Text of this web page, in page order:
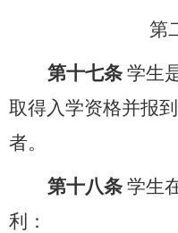
第
第十七条 学生
取得入学资格并报
者。
第十八条 学生
利：